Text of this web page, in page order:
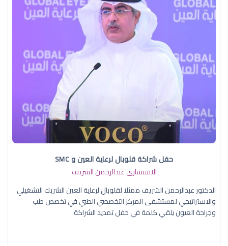
حفل شراكة قلوبال لرعاية العين و SMC
الاستشاري عبدالرحمن الشريف
الدكتور عبدالرحمن الشريف ممثلا لقلوبال لرعاية العين الشريك التشغيلي
والاستراتيجي لمستشفى المركز التخصصي الطبي في تخصص طب
وجراحة العيون يلقي كلمة في حفل تمديد الشراكة